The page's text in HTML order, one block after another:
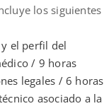
los siguientes
el perfil del
/ 9 horas
legales / 6 horas
asociado a la